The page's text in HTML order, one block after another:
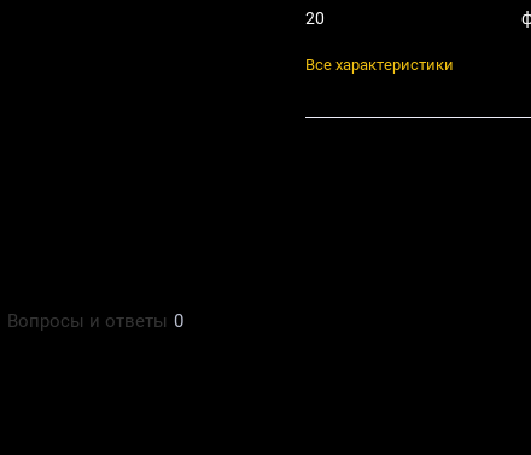
20
Все характеристики
Вопросы и ответы 0